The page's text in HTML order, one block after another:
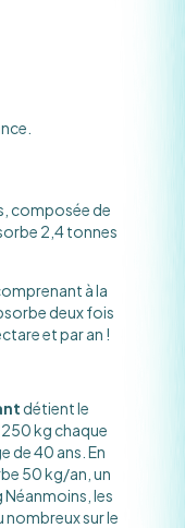
composée de
2,4 tonnes
à la
deux fois
et par an !
détient le
kg chaque
de 40 ans. En
50 kg/an, un
Néanmoins, les
sur le